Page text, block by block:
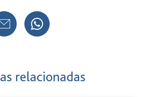
relacionadas